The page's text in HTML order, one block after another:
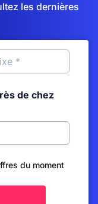
les dernières
de chez
du moment